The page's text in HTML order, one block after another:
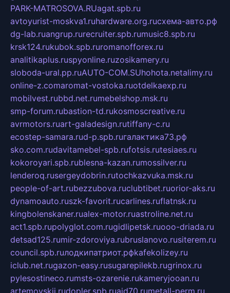
PARK-MATROSOVA.RUagat.spb.ru
avtoyurist-moskva1.ruhardware.org.ruсхема-авто.рф
dg-lab.ruangrup.rurecruiter.spb.rumusic8.spb.ru
krsk124.rukubok.spb.ruromanofforex.ru
analitikaplus.ruspyonline.ruzosikamery.ru
sloboda-ural.pp.ruAUTO-COM.SUhohota.netalimy.ru
online-z.comaromat-vostoka.ruotdelkaexp.ru
mobilvest.rubbd.net.rumebelshop.msk.ru
smp-forum.rubastion-td.rukosmoscreative.ru
avrmotors.ruart-galadesign.rutiffany-c.ru
ecostep-samara.rud-p.spb.ruгалактика73.рф
sko.com.rudavitamebel-spb.rufotsis.rutesiaes.ru
kokoroyari.spb.rublesna-kazan.rumossilver.ru
lenderoq.rusergeydobrin.rutochkazvuka.msk.ru
people-of-art.rubezzubova.ruclubtibet.ruorior-aks.ru
dynamoauto.ruszk-favorit.rucarlines.ruflatnsk.ru
kingbolenskaner.rualex-motor.ruastroline.net.ru
act1.spb.rupolyglot.com.rugidlipetsk.ruooo-driada.ru
detsad125.rumir-zdoroviya.rubruslanovo.rusiterem.ru
council.spb.ruлодкипатриот.рфkafekolizey.ru
iclub.net.rugazon-easy.rusugarepilekb.rugrinox.ru
pylesostineco.rumsts-ozarenie.rukameryjooan.ru